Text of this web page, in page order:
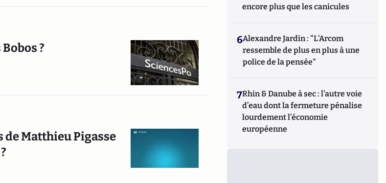
?
Matthieu Pigasse
encore plus que les canicules
6Alexandre Jardin : "L'Arcom
ressemble de plus en plus à une
police de la pensée"
7Rhin & Danube à sec : l’autre voie
d’eau dont la fermeture pénalise
lourdement l’économie
européenne